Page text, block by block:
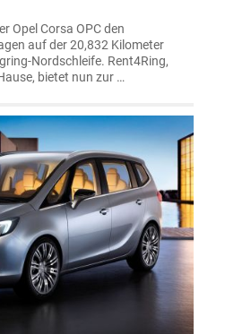
Opel Corsa OPC den
auf der 20,832 Kilometer
Nordschleife. Rent4Ring,
bietet nun zur …